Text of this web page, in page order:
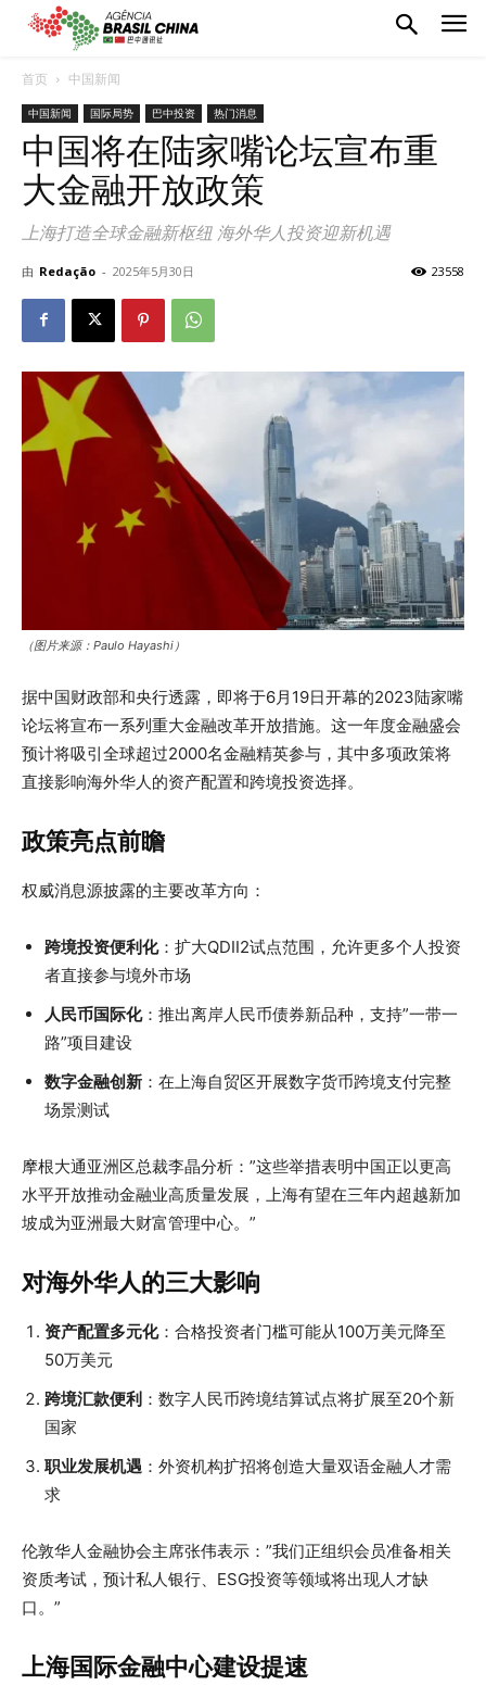
首页 中国新闻
中国新闻 国际局势 巴中投资 热门消息
中国将在陆家嘴论坛宣布重
大金融开放政策
上海打造全球金融新枢纽 海外华人投资迎新机遇
由 Redação - 2025年5月30日 23558
（图片来源：Paulo Hayashi）
据中国财政部和央行透露，即将于6月19日开幕的2023陆家嘴
论坛将宣布一系列重大金融改革开放措施。这一年度金融盛会
预计将吸引全球超过2000名金融精英参与，其中多项政策将
直接影响海外华人的资产配置和跨境投资选择。
政策亮点前瞻
权威消息源披露的主要改革方向：
跨境投资便利化：扩大QDII2试点范围，允许更多个人投资
者直接参与境外市场
人民币国际化：推出离岸人民币债券新品种，支持”一带一
路”项目建设
数字金融创新 ：在上海自贸区开展数字货币跨境支付完整
场景测试
摩根大通亚洲区总裁李晶分析：”这些举措表明中国正以更高
水平开放推动金融业高质量发展，上海有望在三年内超越新加
坡成为亚洲最大财富管理中心。”
对海外华人的三大影响
资产配置多元化：合格投资者门槛可能从100万美元降至
50万美元
跨境汇款便利 ：数字人民币跨境结算试点将扩展至20个新
国家
职业发展机遇 ：外资机构扩招将创造大量双语金融人才需
求
伦敦华人金融协会主席张伟表示：”我们正组织会员准备相关
资质考试，预计私人银行、ESG投资等领域将出现人才缺
口。”
上海国际金融中心建设提速